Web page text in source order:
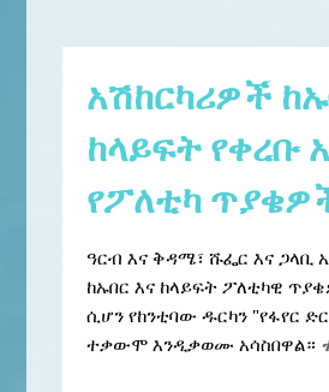
አሽከርካሪዎች
ከላይፍት የቀረቡ
የፖለቲካ
ዓርብ እና ቅዳሜ፣ ሹፌር እና
ከኡበር እና ከላይፍት ፖለቲካዊ
ሲሆን የከንቲባው ዱርካን "የፋየር
ተቃውሞ እንዲቃወሙ አሳስበዋል።